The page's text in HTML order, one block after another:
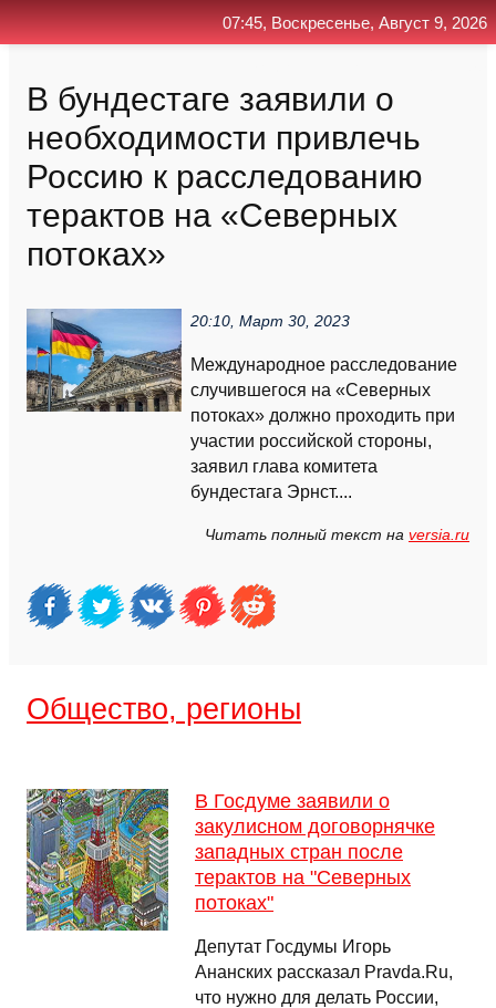
В бундестаге заявили о
необходимости привлечь
Россию к расследованию
терактов на «Северных
потоках»
20:10, Март 30, 2023
Международное расследование
случившегося на «Северных
потоках» должно проходить при
участии российской стороны,
заявил глава комитета
бундестага Эрнст....
Читать полный текст на versia.ru
Общество, регионы
В Госдуме заявили о
закулисном договорнячке
западных стран после
терактов на "Северных
потоках"
Депутат Госдумы Игорь
Ананских рассказал Pravda.Ru,
что нужно для делать России,
07:45, Воскресенье, Август 9, 2026